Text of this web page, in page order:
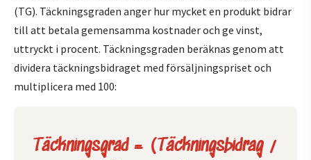
(TG). Täckningsgraden anger hur mycket en produkt bidrar
till att betala gemensamma kostnader och ge vinst,
uttryckt i procent. Täckningsgraden beräknas genom att
dividera täckningsbidraget med försäljningspriset och
multiplicera med 100:
Täckningsgrad = (Täckningsbidrag /